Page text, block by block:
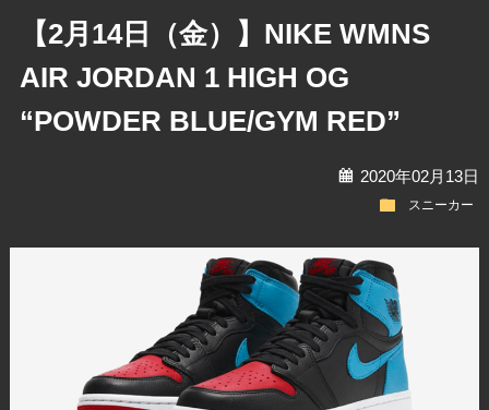
【2月14日（金）】NIKE WMNS
AIR JORDAN 1 HIGH OG
“POWDER BLUE/GYM RED”
calendar2020年02月13日
folder スニーカー